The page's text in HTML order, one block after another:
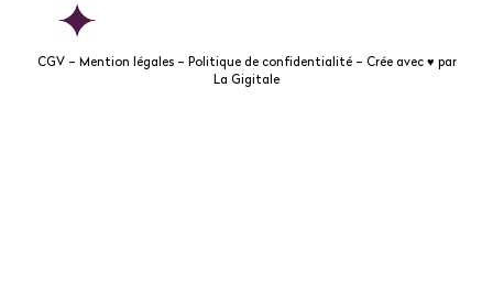
CGV– Mention légales– Politique de confidentialité– Crée avec ♥ par
La Gigitale